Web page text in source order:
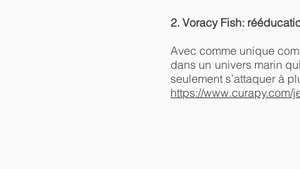
2. Voracy Fish:
Avec comme unique
dans un univers marin
seulement s’attaquer à
https://www.curapy.com/